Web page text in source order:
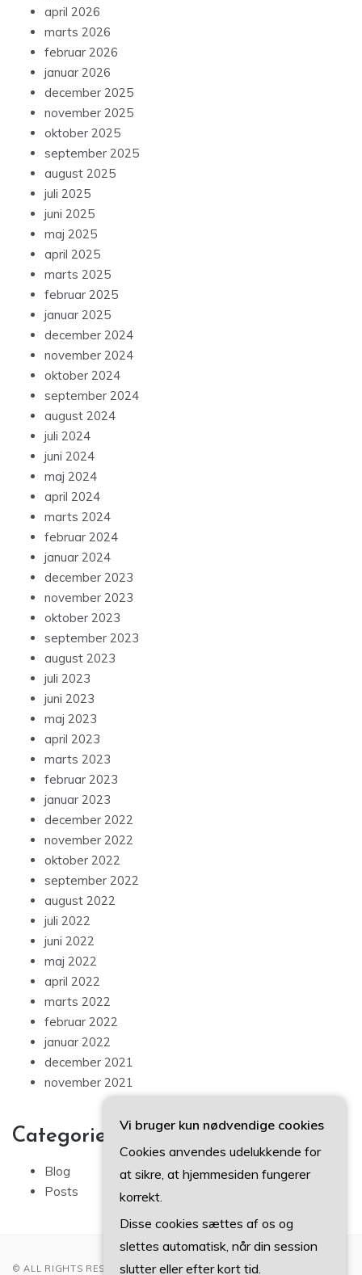
april 2026
marts 2026
februar 2026
januar 2026
december 2025
november 2025
oktober 2025
september 2025
august 2025
juli 2025
juni 2025
maj 2025
april 2025
marts 2025
februar 2025
januar 2025
december 2024
november 2024
oktober 2024
september 2024
august 2024
juli 2024
juni 2024
maj 2024
april 2024
marts 2024
februar 2024
januar 2024
december 2023
november 2023
oktober 2023
september 2023
august 2023
juli 2023
juni 2023
maj 2023
april 2023
marts 2023
februar 2023
januar 2023
december 2022
november 2022
oktober 2022
september 2022
august 2022
juli 2022
juni 2022
maj 2022
april 2022
marts 2022
februar 2022
januar 2022
december 2021
november 2021
Categories
Blog
Posts
© ALL RIGHTS RESERVED 2022
Vi bruger kun nødvendige cookies
Cookies anvendes udelukkende for
at sikre, at hjemmesiden fungerer
korrekt.
Disse cookies sættes af os og
slettes automatisk, når din session
slutter eller efter kort tid.